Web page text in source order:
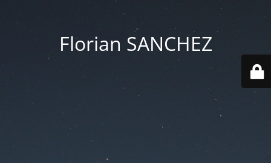
Florian SANCHEZ